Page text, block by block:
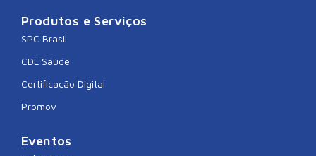
Produtos e Serviços
SPC Brasil
CDL Saúde
Certificação Digital
Promov
Eventos